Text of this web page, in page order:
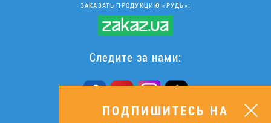
ЗАКАЗАТЬ ПРОДУКЦИЮ «РУДЬ»:
Следите за нами:
ПОДПИШИТЕСЬ НА